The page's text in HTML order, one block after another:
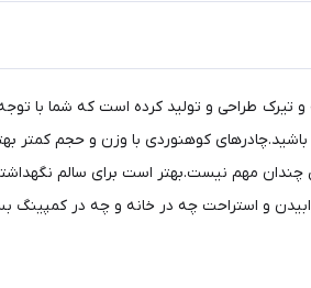
و تیرک طراحی و تولید کرده است که شما با
کوهنوردی با وزن و حجم کمتر
مهم نیست.بهتر است برای سالم
و استراحت چه در خانه و چه در کمپینگ